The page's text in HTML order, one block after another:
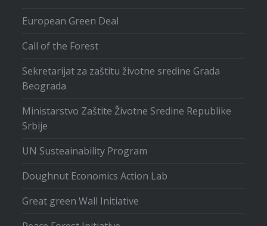
European Green Deal
Call of the Forest
Sekretarijat za zaštitu životne sredine Grada
Beograda
Ministarstvo Zaštite Životne Sredine Republike
Srbije
UN Susteainability Program
Doughnut Economics Action Lab
Great green Wall Initiative